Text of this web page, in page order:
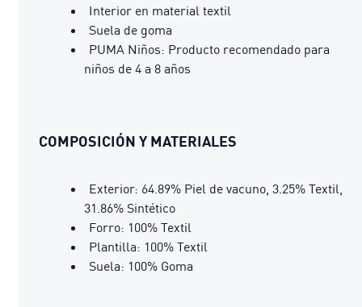
Interior en material textil
Suela de goma
PUMA Niños: Producto recomendado para
niños de 4 a 8 años
COMPOSICIÓN Y MATERIALES
Exterior: 64.89% Piel de vacuno, 3.25% Textil,
31.86% Sintético
Forro: 100% Textil
Plantilla: 100% Textil
Suela: 100% Goma